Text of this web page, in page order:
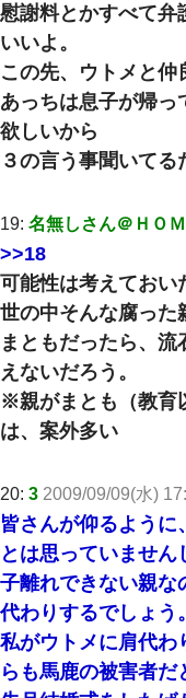
慰謝料とかすべて弁
いいよ。
この先、ウトメと仲
あっちは息子が帰っ
欲しいから
３の言う事聞いてる
19: 名無しさん＠ＨＯ
>>18
可能性は考えておい
世の中そんな腐った
まともだったら、
えないだろう。
※親がまとも（教育
は、案外多い
20: 3 2009/09/09(水)
皆さんが仰るように
とは思っていません
子離れできない親な
代わりするでしょう。
私がウトメに肩代わ
らも馬鹿の被害者だ